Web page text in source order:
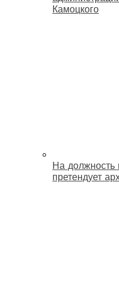
Камоцкого
На должность
претендует